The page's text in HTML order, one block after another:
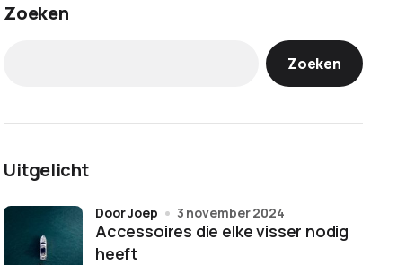
Zoeken
Zoeken
Uitgelicht
Accessoires die elke visser nodig
heeft
door Joep 3 november 2024